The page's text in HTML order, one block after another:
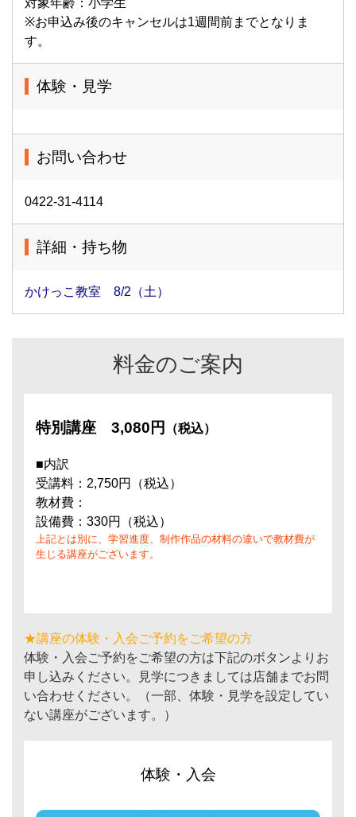
対象年齢：小学生
※お申込み後のキャンセルは1週間前までとなりま
す。
体験・見学
お問い合わせ
0422-31-4114
詳細・持ち物
かけっこ教室 8/2（土）
料金のご案内
特別講座 3,080円 （税込）
■内訳
受講料：2,750円（税込）
教材費：
設備費：330円（税込）
上記とは別に、学習進度、制作作品の材料の違いで教材費が
生じる講座がございます。
★講座の体験・入会ご予約をご希望の方
体験・入会ご予約をご希望の方は下記のボタンよりお
申し込みください。見学につきましては店舗までお問
い合わせください。（一部、体験・見学を設定してい
ない講座がございます。）
体験・入会